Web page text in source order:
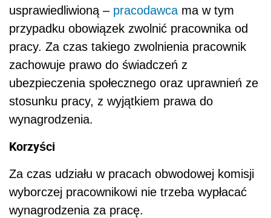
usprawiedliwioną – pracodawcama w tym
przypadku obowiązek zwolnić pracownika od
pracy. Za czas takiego zwolnienia pracownik
zachowuje prawo do świadczeń z
ubezpieczenia społecznego oraz uprawnień ze
stosunku pracy, z wyjątkiem prawa do
wynagrodzenia.
Korzyści
Za czas udziału w pracach obwodowej komisji
wyborczej pracownikowi nie trzeba wypłacać
wynagrodzenia za pracę.